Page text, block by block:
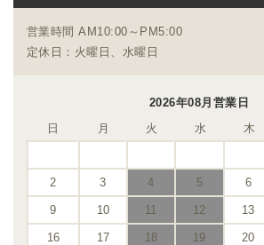
営業時間 AM10:00～PM5:00
定休日：火曜日、水曜日
2026年08月営業日
日
月 火 水 木
2 3 4 5 6
9 10 11 12 13
16 17 18 19 20